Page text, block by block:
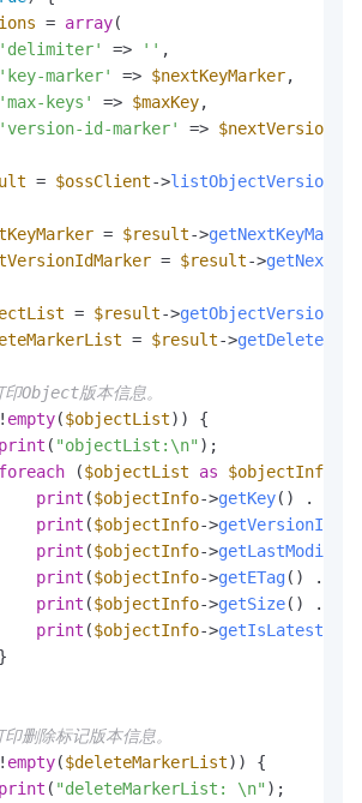
= array(
'delimiter'
=> '' ,
'key-marker'
=> $nextKeyMarker,
'max-keys'
=> $maxKey,
'version-id-marker'
=>
= $ossClient->listObjectVersions
= $result->getNextKeyMarker
= $result->
= $result->
= $result->
Object版本信息。
empty($objectList)) {
print ( "objectList:\n" );
foreach ($objectList as $objectInfo
print ($objectInfo->getKey() .
print ($objectInfo->getVersionId
print ($objectInfo->getLastModified
print ($objectInfo->getETag() .
print ($objectInfo->getSize() .
print ($objectInfo->getIsLatest
删除标记版本信息。
empty($deleteMarkerList)) {
print ( "deleteMarkerList: \n" );